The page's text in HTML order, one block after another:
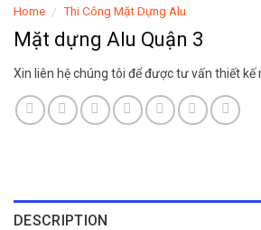
Home / Thi Công Mặt Dựng Alu
Mặt dựng Alu Quận 3
Xin liên hệ chúng tôi để được tư vấn thiết kế
DESCRIPTION